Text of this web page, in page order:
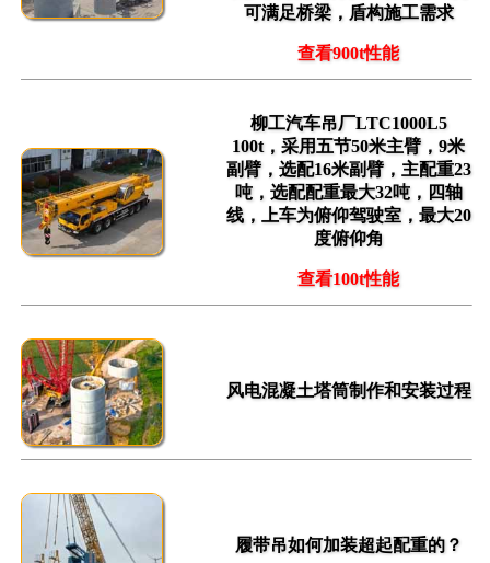
可满足桥梁，盾构施工需求
查看900t性能
柳工汽车吊厂LTC1000L5
100t，采用五节50米主臂，9米
副臂，选配16米副臂，主配重23
吨，选配配重最大32吨，四轴
线，上车为俯仰驾驶室，最大20
度俯仰角
查看100t性能
风电混凝土塔筒制作和安装过程
履带吊如何加装超起配重的？